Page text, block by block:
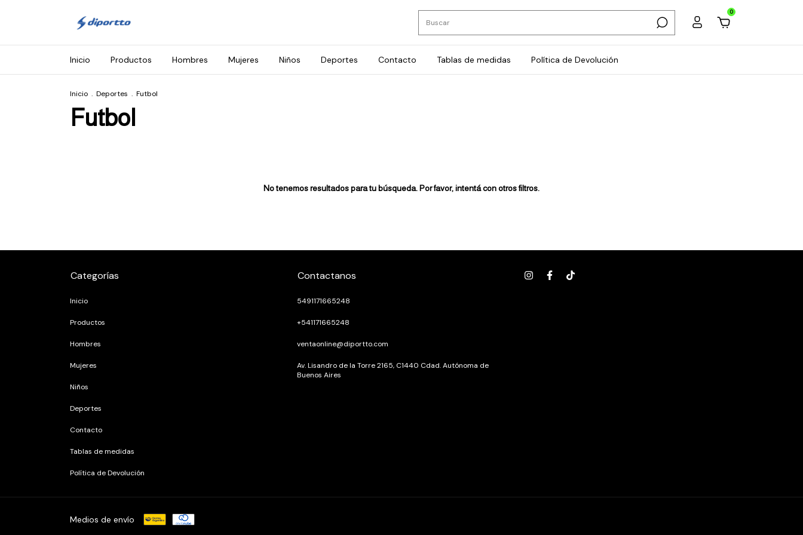
0
Inicio Productos Hombres Mujeres Niños Deportes Contacto Tablas de medidas Política de Devolución
Inicio . Deportes . Futbol
Futbol
No tenemos resultados para tu búsqueda. Por favor, intentá con otros filtros.
Categorías
Inicio
Productos
Hombres
Mujeres
Niños
Deportes
Contacto
Tablas de medidas
Política de Devolución
Contactanos
5491171665248
+541171665248
ventaonline@diportto.com
Av. Lisandro de la Torre 2165, C1440 Cdad. Autónoma de
Buenos Aires
Medios de envío